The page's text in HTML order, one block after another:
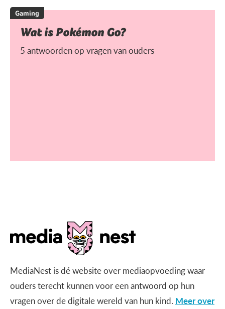
Gaming
Wat is Pokémon Go?
5 antwoorden op vragen van ouders
MediaNest is dé website over mediaopvoeding waar
ouders terecht kunnen voor een antwoord op hun
vragen over de digitale wereld van hun kind. Meer over